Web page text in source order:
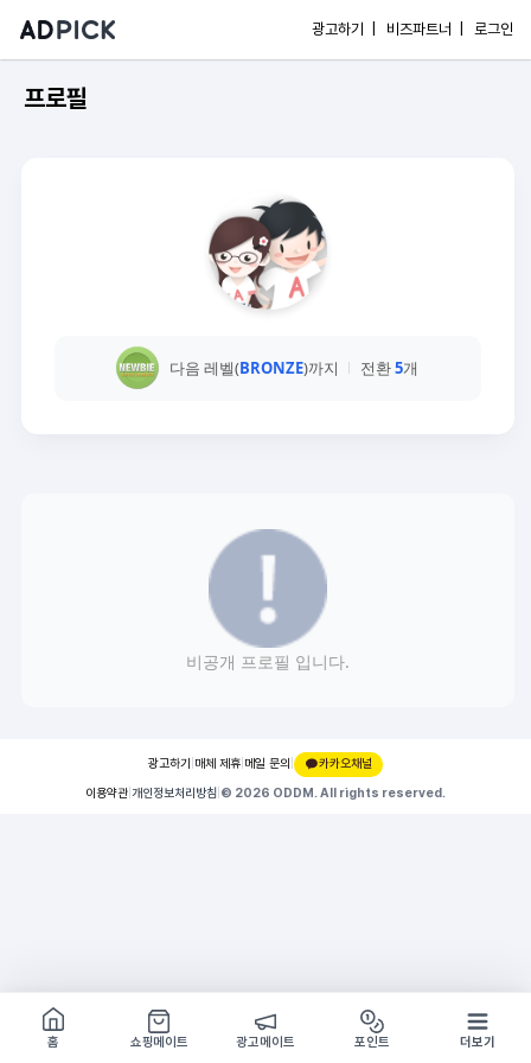
광고하기 | 비즈파트너 | 로그인
프로필
다음 레벨(BRONZE)까지 전환5개
비공개 프로필 입니다.
광고하기 매체 제휴 메일 문의 |
카카오채널
이용약관 개인정보처리방침 © 2026 ODDM. All rights reserved.
쇼핑몰 구경하기
방문시 1G
홈
쇼핑메이트 광고메이트 포인트 더보기